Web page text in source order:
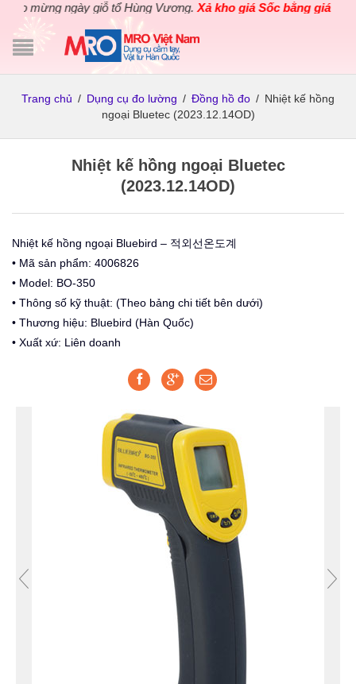
mừng ngày giỗ tổ Hùng Vương.Xả kho giá Sốc bằng giá Gốc
Trang chủ / Dụng cụ đo lường / Đồng hồ đo / Nhiệt kế hồng
ngoại Bluetec (2023.12.14OD)
Nhiệt kế hồng ngoại Bluetec
(2023.12.14OD)
Nhiệt kế hồng ngoại Bluebird – 적외선온도계
• Mã sản phẩm: 4006826
• Model: BO-350
• Thông số kỹ thuật: (Theo bảng chi tiết bên dưới)
• Thương hiệu: Bluebird (Hàn Quốc)
• Xuất xứ: Liên doanh